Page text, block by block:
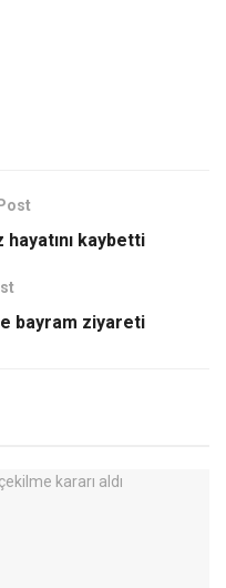
hayatını kaybetti
bayram ziyareti